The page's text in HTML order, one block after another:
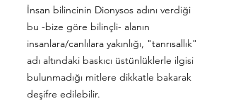
İnsan bilincinin Dionysos adını verdiği
bu -bize göre bilinçli- alanın
insanlara/canlılara yakınlığı, "tanrısallık"
adı altındaki baskıcı üstünlüklerle ilgisi
bulunmadığı mitlere dikkatle bakarak
deşifre edilebilir.